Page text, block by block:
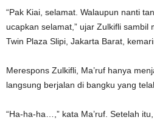
“Pak Kiai, selamat. Walaupun nanti
ucapkan selamat,” ujar Zulkifli sambil
Twin Plaza Slipi, Jakarta Barat,
Merespons Zulkifli, Ma’ruf hanya
langsung berjalan di bangku yang
“Ha-ha-ha…,” kata Ma’ruf. Setelah